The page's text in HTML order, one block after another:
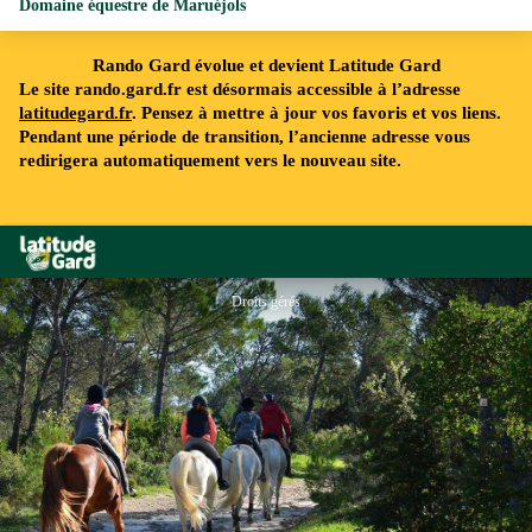
Rando Gard évolue et devient Latitude Gard
Le site rando.gard.fr est désormais accessible à l’adresse
latitudegard.fr. Pensez à mettre à jour vos favoris et vos liens.
Pendant une période de transition, l’ancienne adresse vous
redirigera automatiquement vers le nouveau site.
Rando Gard
Domaine équestre de Maruéjols
Droits gérés